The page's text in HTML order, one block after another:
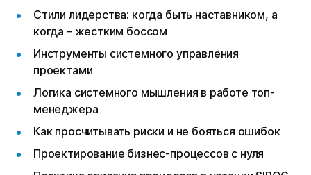
Стили лидерства: когда быть наставником, а
когда – жестким боссом
Инструменты системного управления
проектами
Логика системного мышления в работе топ-
менеджера
Как просчитывать риски и не бояться ошибок
Проектирование бизнес-процессов с нуля